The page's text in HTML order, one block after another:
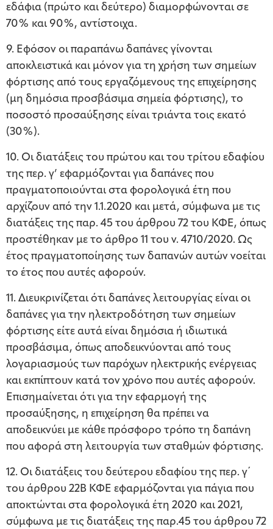
εδάφια (πρώτο και δεύτερο) διαμορφώνονται σε
70% και 90%, αντίστοιχα.
9. Εφόσον οι παραπάνω δαπάνες γίνονται
αποκλειστικά και μόνον για τη χρήση των σημείων
φόρτισης από τους εργαζόμενους της επιχείρησης
(μη δημόσια προσβάσιμα σημεία φόρτισης), το
ποσοστό προσαύξησης είναι τριάντα τοις εκατό
(30%).
10. Οι διατάξεις του πρώτου και του τρίτου εδαφίου
της περ. γ’ εφαρμόζονται για δαπάνες που
πραγματοποιούνται στα φορολογικά έτη που
αρχίζουν από την 1.1.2020 και μετά, σύμφωνα με τις
διατάξεις της παρ. 45 του άρθρου 72 του ΚΦΕ, όπως
προστέθηκαν με το άρθρο 11 του ν. 4710/2020. Ως
έτος πραγματοποίησης των δαπανών αυτών νοείται
το έτος που αυτές αφορούν.
11. Διευκρινίζεται ότι δαπάνες λειτουργίας είναι οι
δαπάνες για την ηλεκτροδότηση των σημείων
φόρτισης είτε αυτά είναι δημόσια ή ιδιωτικά
προσβάσιμα, όπως αποδεικνύονται από τους
λογαριασμούς των παρόχων ηλεκτρικής ενέργειας
και εκπίπτουν κατά τον χρόνο που αυτές αφορούν.
Επισημαίνεται ότι για την εφαρμογή της
προσαύξησης, η επιχείρηση θα πρέπει να
αποδεικνύει με κάθε πρόσφορο τρόπο τη δαπάνη
που αφορά στη λειτουργία των σταθμών φόρτισης.
12. Οι διατάξεις του δεύτερου εδαφίου της περ. γ΄
του άρθρου 22Β ΚΦΕ εφαρμόζονται για πάγια που
αποκτώνται στα φορολογικά έτη 2020 και 2021,
σύμφωνα με τις διατάξεις της παρ.45 του άρθρου 72